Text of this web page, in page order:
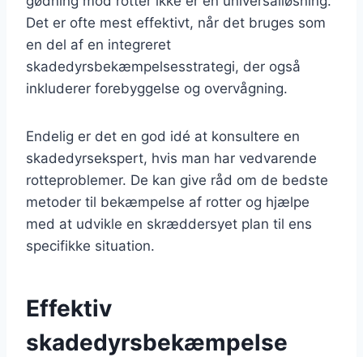
Det er ofte mest effektivt, når det bruges som
en del af en integreret
skadedyrsbekæmpelsesstrategi, der også
inkluderer forebyggelse og overvågning.
Endelig er det en god idé at konsultere en
skadedyrsekspert, hvis man har vedvarende
rotteproblemer. De kan give råd om de bedste
metoder til bekæmpelse af rotter og hjælpe
med at udvikle en skræddersyet plan til ens
specifikke situation.
Effektiv
skadedyrsbekæmpelse